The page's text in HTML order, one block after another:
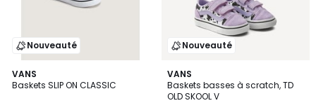
Nouveauté
VANS
Baskets SLIP ON CLASSIC
Nouveauté
VANS
Baskets basses à scratch, TD
OLD SKOOL V